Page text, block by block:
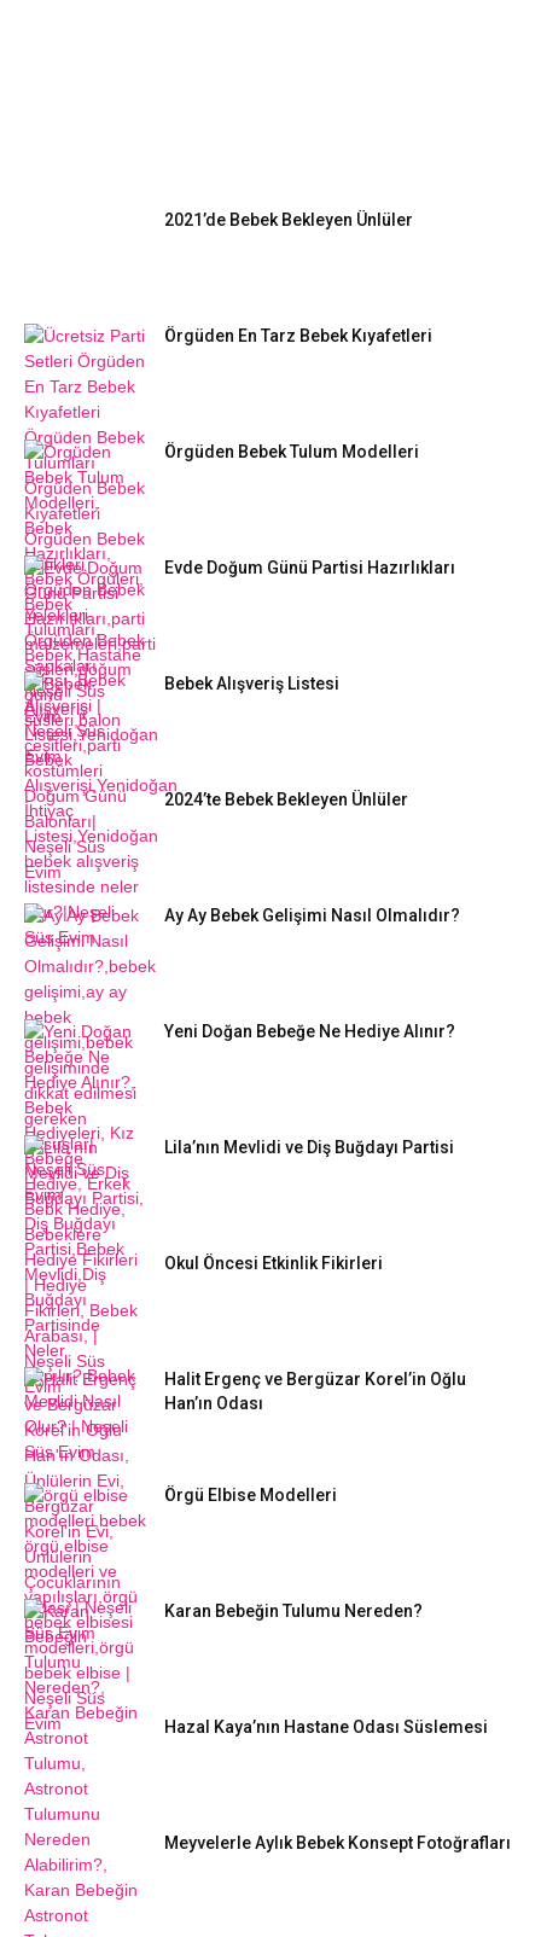
2021’de Bebek Bekleyen Ünlüler
Örgüden En Tarz Bebek Kıyafetleri
Örgüden Bebek Tulum Modelleri
Evde Doğum Günü Partisi Hazırlıkları
Bebek Alışveriş Listesi
2024’te Bebek Bekleyen Ünlüler
Ay Ay Bebek Gelişimi Nasıl Olmalıdır?
Yeni Doğan Bebeğe Ne Hediye Alınır?
Lila’nın Mevlidi ve Diş Buğdayı Partisi
Okul Öncesi Etkinlik Fikirleri
Halit Ergenç ve Bergüzar Korel’in Oğlu
Han’ın Odası
Örgü Elbise Modelleri
Karan Bebeğin Tulumu Nereden?
Hazal Kaya’nın Hastane Odası Süslemesi
Meyvelerle Aylık Bebek Konsept Fotoğrafları